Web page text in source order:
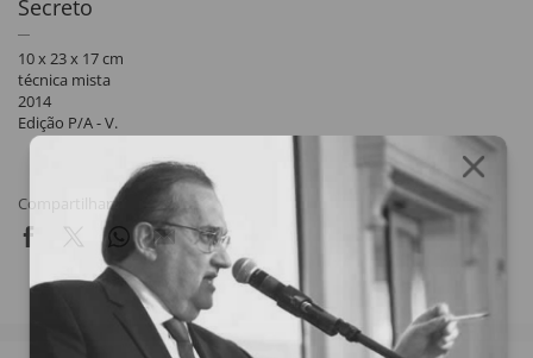
Secreto
10 x 23 x 17 cm
técnica mista
2014
Edição P/A - V.
Compartilhar